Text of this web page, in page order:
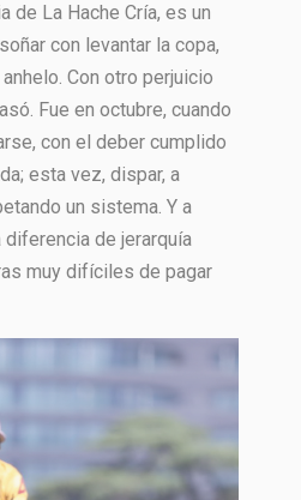
de La Hache Cría, es un
con levantar la copa,
Con otro perjuicio
Fue en octubre, cuando
con el deber cumplido
esta vez, dispar, a
un sistema. Y a
de jerarquía
muy difíciles de pagar